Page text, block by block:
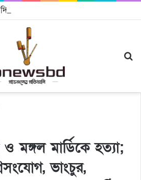
রাবুগার নতুন গান ‘Baljanggi’
মঙ্গল মার্ডিকে হত্যা;
ভাংচুর,